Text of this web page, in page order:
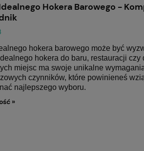
Hokera Barowego -
hokera barowegomoże być
hokera do baru, restauracji czy
miejsc ma swoje unikalne
czynników, które powinieneś
najlepszego wyboru.
»